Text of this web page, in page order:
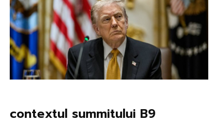
contextul summitului B9